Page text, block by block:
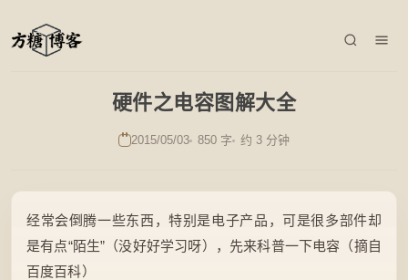
硬件之电容图解大全
2015/05/03 850 字 约 3 分钟
经常会倒腾一些东西，特别是电子产品，可是很多部件却
是有点“陌生”（没好好学习呀），先来科普一下电容（摘自
百度百科）